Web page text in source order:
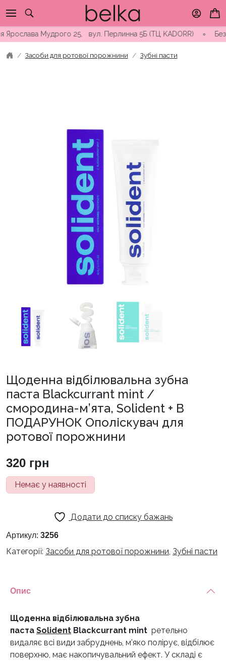
to
contentМудрого 25, вул. Перлинна 5Б (ТЦ KADORR) ∘
Засоби для ротової порожнини Зубні пасти
Щоденна відбілювальна зубна
паста Blackcurrant mint /
смородина-м’ята, Solident + В
ПОДАРУНОК Ополіскувач для
ротової порожнини
320 грн
Немає у наявності
Додати до списку бажань
Артикул: 3256
Категорії: Засоби для ротової порожнини, Зубні пасти
Опис
Щоденна відбілювальна зубна
паста Solident Blackcurrant mint ретельно
видаляє всі види забруднень, м’яко полірує, відбілює
поверхню, має накопичувальний ефект. У складі є